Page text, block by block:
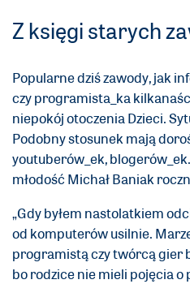
Z księgi starych
Popularne dziś zawody, jak
czy programista_ka
niepokój otoczenia Dzieci.
Podobny stosunek mają
youtuberów_ek,
młodość Michał Baniak
„Gdy byłem nastolatkiem
od komputerów usilnie.
programistą czy twórcą gier
bo rodzice nie mieli pojęcia o